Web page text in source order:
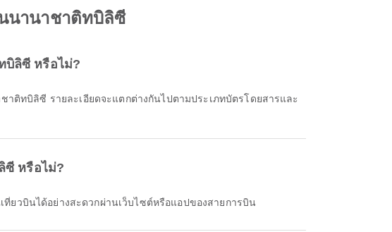
นานาชาติทบิลิซี
บิลิซี หรือไม่?
ซี หรือไม่?
ยวบินได้อย่างสะดวกผ่านเว็บไซต์หรือแอปของสายการบิน